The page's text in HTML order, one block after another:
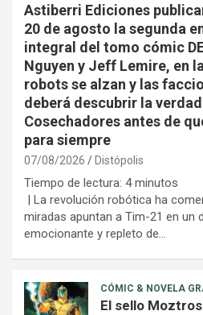
Astiberri Ediciones
20 de agosto la segunda
integral del tomo cómic
Nguyen y Jeff Lemire, en
robots se alzan y las
deberá descubrir la
Cosechadores antes de
para siempre
07/08/2026 Distópolis
Tiempo de lectura: 4 minutos
| La revolución robótica ha
miradas apuntan a Tim-21 en un
emocionante y repleto de…
CÓMIC & NOVELA
El sello